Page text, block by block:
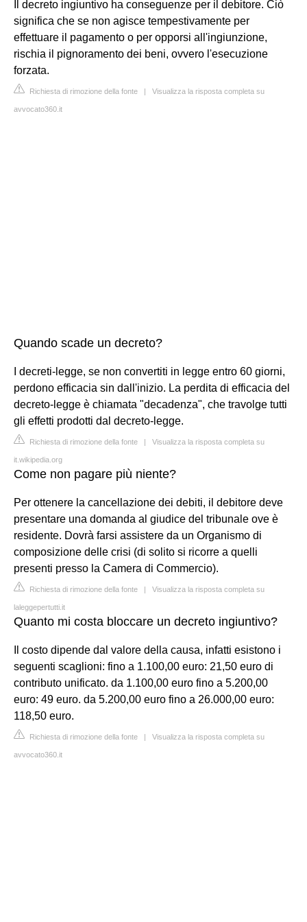
Il decreto ingiuntivo ha conseguenze per il debitore. Ciò
significa che se non agisce tempestivamente per
effettuare il pagamento o per opporsi all'ingiunzione,
rischia il pignoramento dei beni, ovvero l'esecuzione
forzata.
Richiesta di rimozione della fonte | Visualizza la risposta completa su
avvocato360.it
Quando scade un decreto?
I decreti-legge, se non convertiti in legge entro 60 giorni,
perdono efficacia sin dall'inizio. La perdita di efficacia del
decreto-legge è chiamata "decadenza", che travolge tutti
gli effetti prodotti dal decreto-legge.
Richiesta di rimozione della fonte | Visualizza la risposta completa su
it.wikipedia.org
Come non pagare più niente?
Per ottenere la cancellazione dei debiti, il debitore deve
presentare una domanda al giudice del tribunale ove è
residente. Dovrà farsi assistere da un Organismo di
composizione delle crisi (di solito si ricorre a quelli
presenti presso la Camera di Commercio).
Richiesta di rimozione della fonte | Visualizza la risposta completa su
laleggepertutti.it
Quanto mi costa bloccare un decreto ingiuntivo?
Il costo dipende dal valore della causa, infatti esistono i
seguenti scaglioni: fino a 1.100,00 euro: 21,50 euro di
contributo unificato. da 1.100,00 euro fino a 5.200,00
euro: 49 euro. da 5.200,00 euro fino a 26.000,00 euro:
118,50 euro.
Richiesta di rimozione della fonte | Visualizza la risposta completa su
avvocato360.it